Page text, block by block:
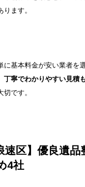
ます。
に基本料金が安い業者を
丁寧でわかりやすい見積
切です。
速区】優良遺
4社